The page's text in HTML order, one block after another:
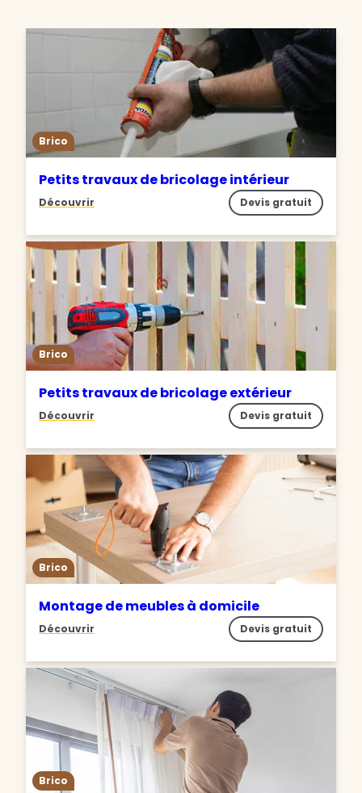
Brico
Petits travaux de bricolage intérieur
Découvrir Devis gratuit
Brico
Petits travaux de bricolage extérieur
Découvrir Devis gratuit
Brico
Montage de meubles à domicile
Découvrir Devis gratuit
Brico